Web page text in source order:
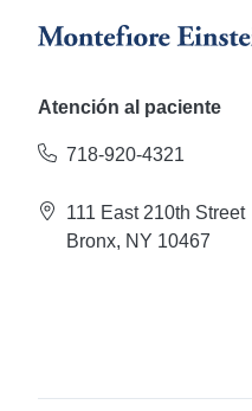
Atención al paciente
718-920-4321
111 East 210th Street
Bronx, NY 10467